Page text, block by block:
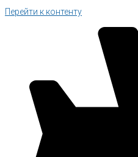
Перейти к контенту